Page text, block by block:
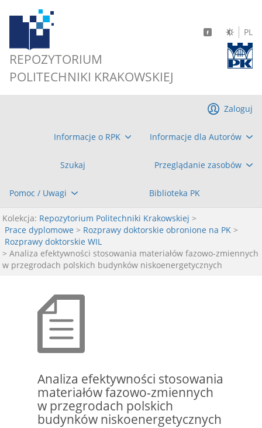
REPOZYTORIUM
POLITECHNIKI KRAKOWSKIEJ
PL
Informacje o RPK Informacje dla Autorów
Szukaj Przeglądanie zasobów
Pomoc / Uwagi Biblioteka PK
Zaloguj
Kolekcja: Repozytorium Politechniki Krakowskiej >
Prace dyplomowe > Rozprawy doktorskie obronione na PK >
Rozprawy doktorskie WIL
> Analiza efektywności stosowania materiałów fazowo-zmiennych
w przegrodach polskich budynków niskoenergetycznych
Analiza efektywności stosowania
materiałów fazowo-zmiennych
w przegrodach polskich
budynków niskoenergetycznych